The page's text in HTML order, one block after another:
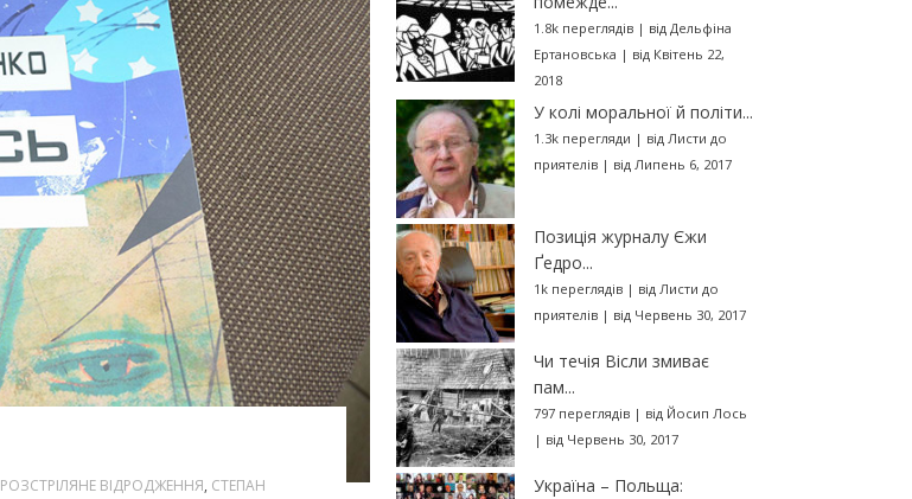
РОЗСТРІЛЯНЕ ВІДРОДЖЕННЯ, СТЕПАН
1.8k переглядів| від Дельфіна
Ертановська | від Квітень 22,
2018
У колі моральної й політи...
1.3k перегляди | від Листи до
приятелів| від Липень 6, 2017
Позиція журналу Єжи
Ґедро...
1k переглядів| від Листи до
приятелів| від Червень 30, 2017
Чи течія Вісли змиває
пам...
797 переглядів| від Йосип Лось
| від Червень 30, 2017
Україна – Польща: